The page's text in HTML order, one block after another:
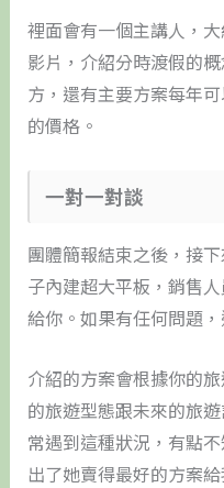
裡面會有一個主講人，
影片，介紹分時渡假的
方，還有主要方案每年
的價格。
​一對一對談
團體簡報結束之後，接
子內建超大平板，銷售
給你。如果有任何問題
介紹的方案會根據你的
的旅遊型態跟未來的旅
常遇到這種狀況，有點
出了她賣得最好的方案給